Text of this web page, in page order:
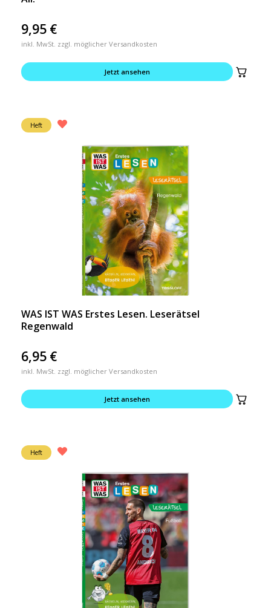
9,95 €
inkl. MwSt. zzgl. möglicher Versandkosten
Jetzt ansehen
Heft
WAS IST WAS Erstes Lesen. Leserätsel
Regenwald
6,95 €
inkl. MwSt. zzgl. möglicher Versandkosten
Jetzt ansehen
Heft